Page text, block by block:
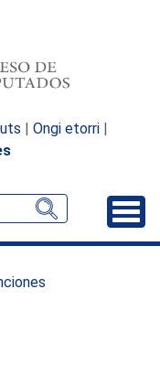
| Ongi etorri |